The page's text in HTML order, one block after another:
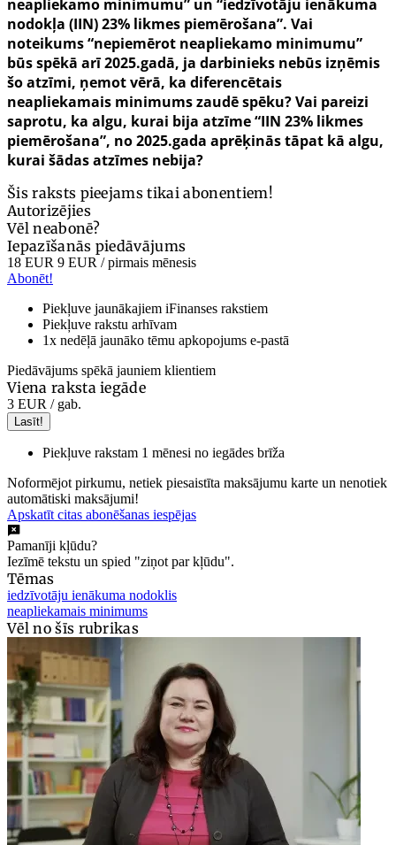
neapliekamo minimumu” un “iedzīvotāju ienākuma
nodokļa (IIN) 23% likmes piemērošana”. Vai
noteikums “nepiemērot neapliekamo minimumu”
būs spēkā arī 2025.gadā, ja darbinieks nebūs izņēmis
šo atzīmi, ņemot vērā, ka diferencētais
neapliekamais minimums zaudē spēku? Vai pareizi
saprotu, ka algu, kurai bija atzīme “IIN 23% likmes
piemērošana”, no 2025.gada aprēķinās tāpat kā algu,
kurai šādas atzīmes nebija?
Šis raksts pieejams tikai abonentiem!
Autorizējies
Vēl neabonē?
Iepazīšanās piedāvājums
18 EUR 9 EUR / pirmais mēnesis
Abonēt!
Piekļuve jaunākajiem iFinanses rakstiem
Piekļuve rakstu arhīvam
1x nedēļā jaunāko tēmu apkopojums e-pastā
Piedāvājums spēkā jauniem klientiem
Viena raksta iegāde
3 EUR / gab.
Lasīt!
Piekļuve rakstam 1 mēnesi no iegādes brīža
Noformējot pirkumu, netiek piesaistīta maksājumu karte un nenotiek
automātiski maksājumi!
Apskatīt citas abonēšanas iespējas
Pamanīji kļūdu?
Iezīmē tekstu un spied "ziņot par kļūdu".
Tēmas
iedzīvotāju ienākuma nodoklis
neapliekamais minimums
Vēl no šīs rubrikas